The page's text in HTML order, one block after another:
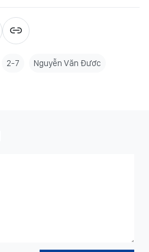
2-7 Nguyễn Văn Đươc